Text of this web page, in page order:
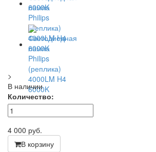
>
В наличии
Количество:
4 000 руб.
В корзину